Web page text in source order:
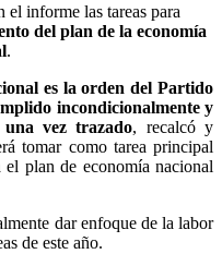
el informe las tareas para
del plan de la economía
.
es la orden del Partido
incondicionalmente y
vez trazado, recalcó y
tomar como tarea principal
plan de economía nacional
dar enfoque de la labor
de este año.